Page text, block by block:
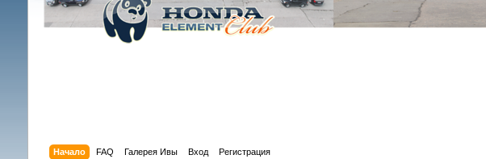
Начало FAQ Галерея Ивы Вход Регистрация